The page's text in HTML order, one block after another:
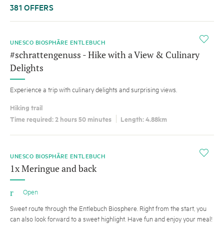
381 OFFERS
i
UNESCO BIOSPHÄRE ENTLEBUCH
#schrattengenuss - Hike with a View & Culinary
Delights
Experience a trip with culinary delights and surprising views.
Hiking trail
Time required: 2 hours 50 minutes
Length: 4.88km
i
UNESCO BIOSPHÄRE ENTLEBUCH
1x Meringue and back
Open
Sweet route through the Entlebuch Biosphere. Right from the start, you
can also look forward to a sweet highlight. Have fun and enjoy your meal!